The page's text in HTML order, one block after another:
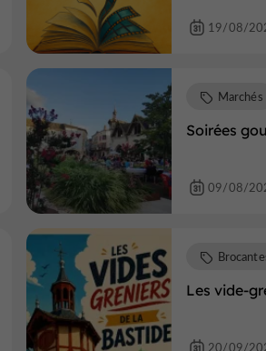
19/08/
Soirées
Marchés
09/08/
Les vide-
20/09/